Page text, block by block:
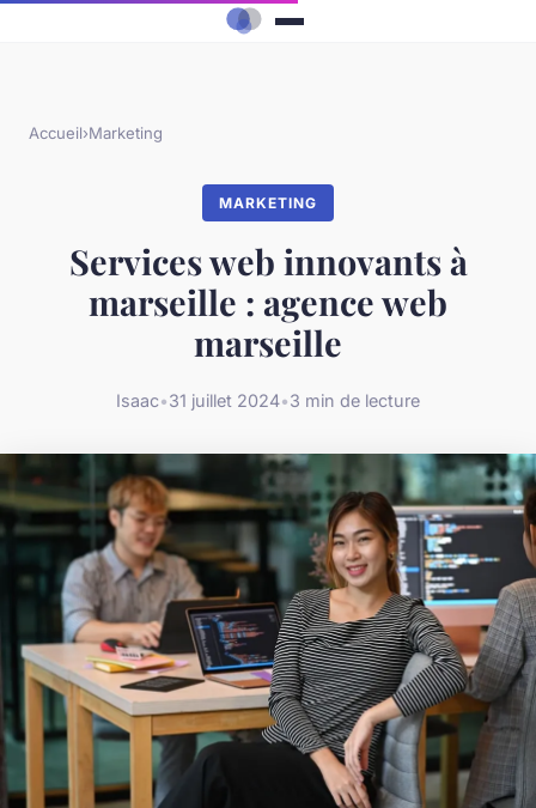
Accueil›Marketing
MARKETING
Services web innovants à
marseille : agence web
marseille
Isaac•31 juillet 2024•3 min de lecture